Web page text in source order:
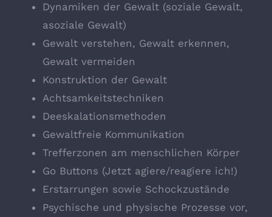
Dynamiken der Gewalt (soziale Gewalt,
asoziale Gewalt)
Gewalt verstehen, Gewalt erkennen,
Gewalt vermeiden
Konstruktion der Gewalt
Achtsamkeitstechniken
Deeskalationsmethoden
Gewaltfreie Kommunikation
Trefferzonen am menschlichen Körper
Go Buttons (Jetzt agiere/reagiere ich!)
Erstarrungen sowie Schockzustände
Psychische und physische Prozesse vor,